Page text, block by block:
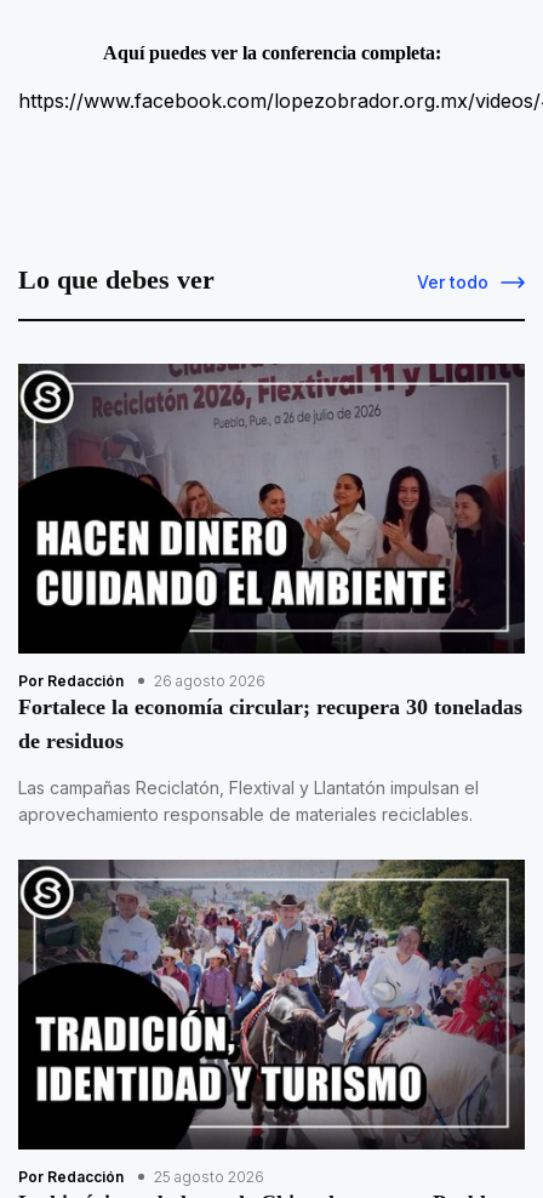
Aquí puedes ver la conferencia completa:
https://www.facebook.com/lopezobrador.org.mx/
Lo que debes ver Ver todo
Por Redacción 26 agosto 2026
Fortalece la economía circular; recupera 30 toneladas
de residuos
Las campañas Reciclatón, Flextival y Llantatón impulsan el
aprovechamiento responsable de materiales reciclables.
Por Redacción 25 agosto 2026